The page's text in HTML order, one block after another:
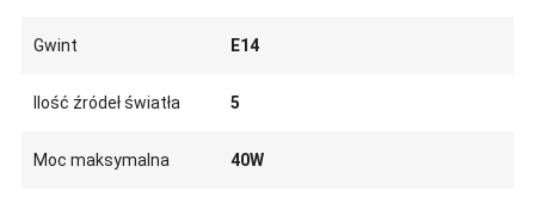
Gwint E14
Ilość źródeł światła 5
Moc maksymalna 40W